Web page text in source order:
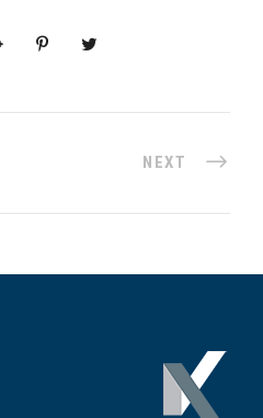
NEXT